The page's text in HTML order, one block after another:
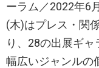
ーラム／2022年6
(木)はプレス・関
り、28の出展ギ
幅広いジャンルの